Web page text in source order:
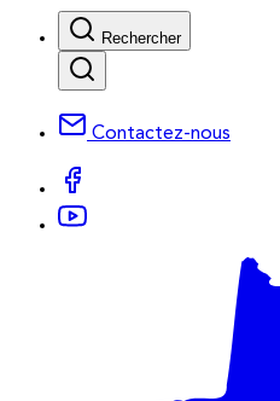
Rechercher
Contactez-nous